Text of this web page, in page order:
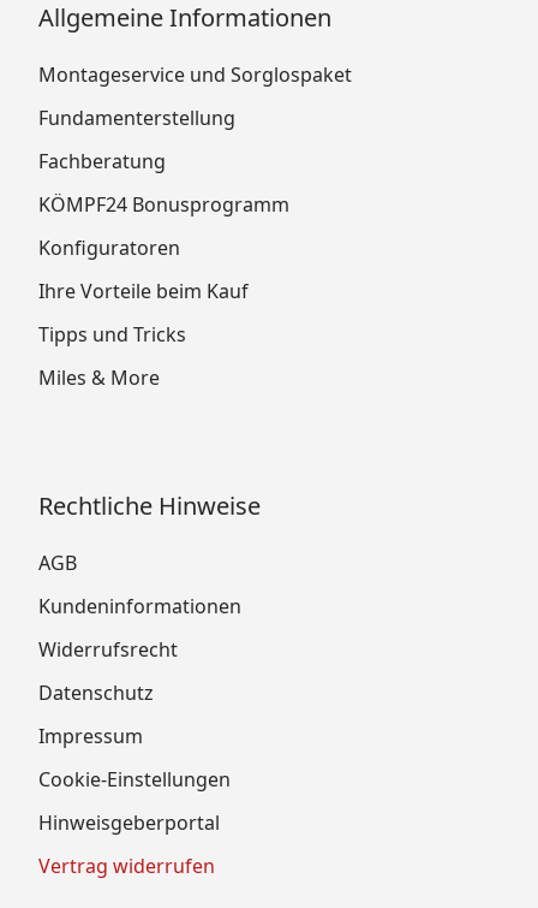
Allgemeine Informationen
Montageservice und Sorglospaket
Fundamenterstellung
Fachberatung
KÖMPF24 Bonusprogramm
Konfiguratoren
Ihre Vorteile beim Kauf
Tipps und Tricks
Miles & More
Rechtliche Hinweise
AGB
Kundeninformationen
Widerrufsrecht
Datenschutz
Impressum
Cookie-Einstellungen
Hinweisgeberportal
Vertrag widerrufen